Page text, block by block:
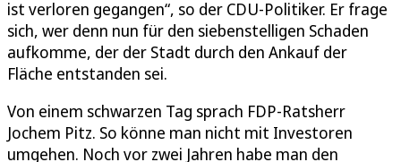
ist verloren gegangen“, so der CDU-Politiker. Er frage
sich, wer denn nun für den siebenstelligen Schaden
aufkomme, der der Stadt durch den Ankauf der
Fläche entstanden sei.
Von einem schwarzen Tag sprach FDP-Ratsherr
Jochem Pitz. So könne man nicht mit Investoren
umgehen. Noch vor zwei Jahren habe man den